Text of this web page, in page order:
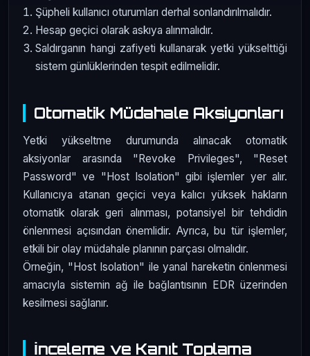
Şüpheli kullanıcı oturumları derhal sonlandırılmalıdır.
Hesap geçici olarak askıya alınmalıdır.
Saldırganın hangi zafiyeti kullanarak yetki yükselttiği
sistem günlüklerinden tespit edilmelidir.
Otomatik Müdahale Aksiyonları
Yetki yükseltme durumunda alınacak otomatik
aksiyonlar arasında "Revoke Privileges", "Reset
Password" ve "Host Isolation" gibi işlemler yer alır.
Kullanıcıya atanan geçici veya kalıcı yüksek hakların
otomatik olarak geri alınması, potansiyel bir tehdidin
önlenmesi açısından önemlidir. Ayrıca, bu tür işlemler,
etkili bir olay müdahale planının parçası olmalıdır.
Örneğin, "Host Isolation" ile yanal hareketin önlenmesi
amacıyla sistemin ağ ile bağlantısının EDR üzerinden
kesilmesi sağlanır.
İnceleme ve Kanıt Toplama